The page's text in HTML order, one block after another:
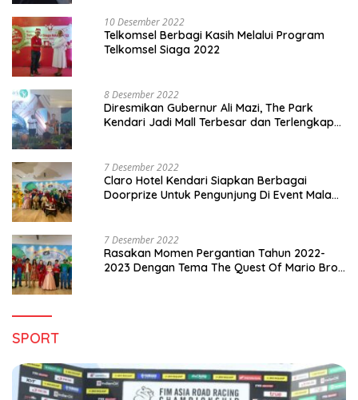
10 Desember 2022
Telkomsel Berbagi Kasih Melalui Program
Telkomsel Siaga 2022
8 Desember 2022
Diresmikan Gubernur Ali Mazi, The Park
Kendari Jadi Mall Terbesar dan Terlengkap
7 Desember 2022
Claro Hotel Kendari Siapkan Berbagai
Doorprize Untuk Pengunjung Di Event Malam
7 Desember 2022
Rasakan Momen Pergantian Tahun 2022-
2023 Dengan Tema The Quest Of Mario Bros
SPORT